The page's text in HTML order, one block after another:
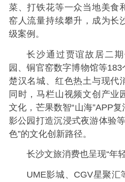
菜、打铁花等一众当地美食
窑人流量持续攀升，成为长
级案例。
长沙通过贾谊故居二
园、铜官窑数字博物馆等
楚汉名城、红色热土与现代
同时，马栏山视频文创产业
文化，芒果数智“山海”APP
影公园打造沉浸式夜游体验
色”的文化创新路径。
长沙文旅消费也呈现“年
UME影城、CGV星聚汇